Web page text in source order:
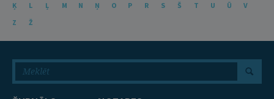
Ķ
L Ļ M N Ņ O P R S Š T U Ū
V
Z
Ž